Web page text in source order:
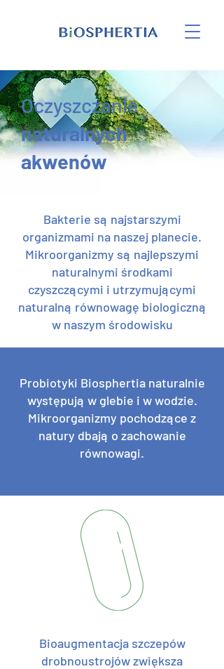
Oczyszczanie
naturalnych
akwenów
Bakterie są najstarszymi
organizmami na naszej planecie.
Mikroorganizmy są najlepszymi
naturalnymi środkami
czyszczącymi i utrzymującymi
naturalną równowagę biologiczną
w naszym środowisku
Probiotyki Biosphertia naturalnie
występują w glebie i w wodzie.
Mikroorganizmy pochodzące z
natury dbają o zachowanie
równowagi.
Bioaugmentacja szczepów
drobnoustrojów zwiększa